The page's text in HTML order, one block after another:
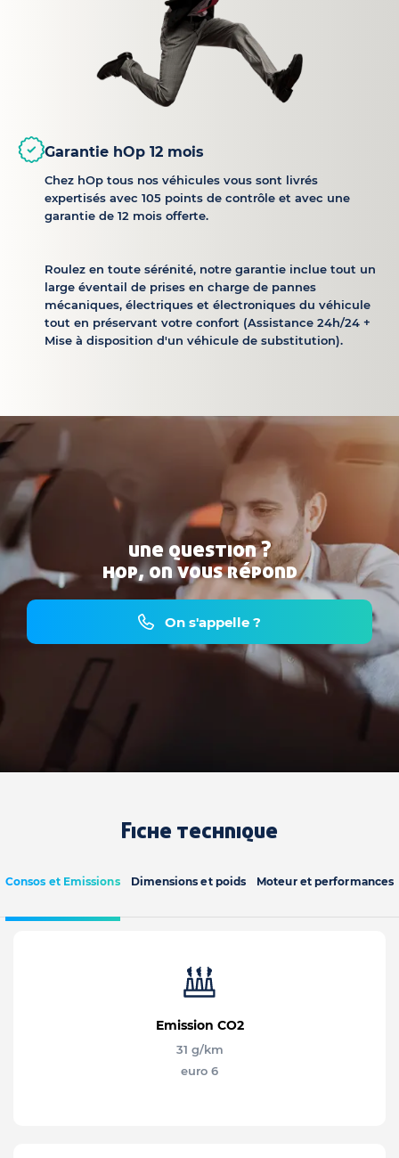
Garantie hOp 12 mois
Chez hOp tous nos véhicules vous sont livrés
expertisés avec 105 points de contrôle et avec une
garantie de 12 mois offerte.
Roulez en toute sérénité, notre garantie inclue tout un
large éventail de prises en charge de pannes
mécaniques, électriques et électroniques du véhicule
tout en préservant votre confort (Assistance 24h/24 +
Mise à disposition d'un véhicule de substitution).
une question ?
hop, on vous répond
On s'appelle ?
Fiche technique
Consos et Emissions Dimensions et poids Moteur et performances
Emission CO2
31 g/km
euro 6